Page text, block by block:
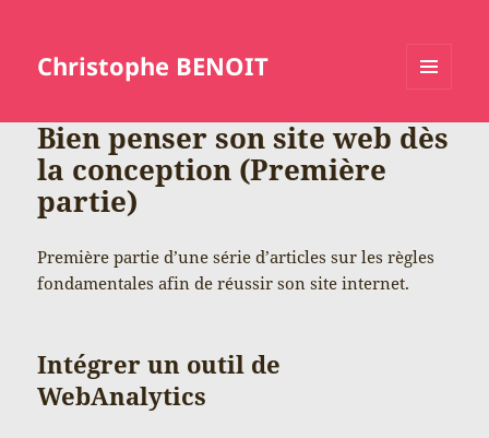
Christophe BENOIT
WIDGETS
Bien penser son site web dès
la conception (Première
partie)
Première partie d’une série d’articles sur les règles
fondamentales afin de réussir son site internet.
Intégrer un outil de
WebAnalytics